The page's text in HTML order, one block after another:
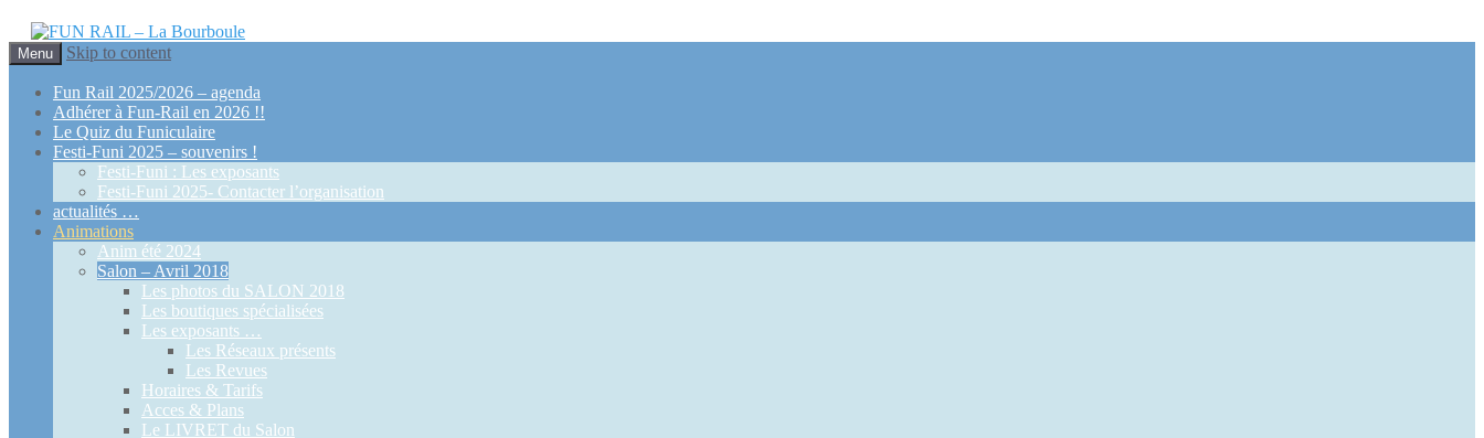
Menu Skip to content
Fun Rail 2025/2026 – agenda
Adhérer à Fun-Rail en 2026 !!
Le Quiz du Funiculaire
Festi-Funi 2025 – souvenirs !
Festi-Funi : Les exposants
Festi-Funi 2025- Contacter l’organisation
actualités …
Animations
Anim été 2024
Salon – Avril 2018
Les photos du SALON 2018
Les boutiques spécialisées
Les exposants …
Les Réseaux présents
Les Revues
Horaires & Tarifs
Acces & Plans
Le LIVRET du Salon